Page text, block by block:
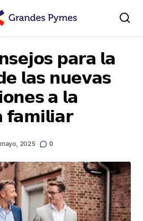
𝗲𝗺𝗽𝗿𝗲𝘀𝗮 𝗳𝗮𝗺𝗶𝗹𝗶𝗮𝗿𝗽𝗮𝗿𝗮 𝗹𝗮
𝗹𝗮𝘀 𝗻𝘂𝗲𝘃𝗮𝘀
𝗮 𝗹𝗮
2025 0